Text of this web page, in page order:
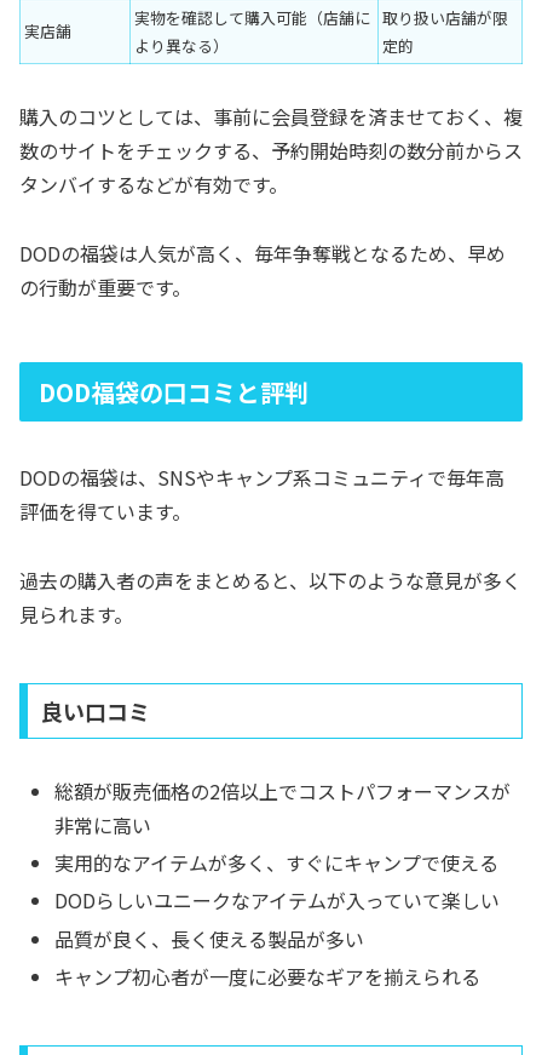
実店舗
実物を確認して購入可能（店舗に
より異なる）
取り扱い店舗が限
定的
購入のコツとしては、事前に会員登録を済ませておく、複
数のサイトをチェックする、予約開始時刻の数分前からス
タンバイするなどが有効です。
DODの福袋は人気が高く、毎年争奪戦となるため、早め
の行動が重要です。
DOD福袋の口コミと評判
DODの福袋は、SNSやキャンプ系コミュニティで毎年高
評価を得ています。
過去の購入者の声をまとめると、以下のような意見が多く
見られます。
良い口コミ
総額が販売価格の2倍以上でコストパフォーマンスが
非常に高い
実用的なアイテムが多く、すぐにキャンプで使える
DODらしいユニークなアイテムが入っていて楽しい
品質が良く、長く使える製品が多い
キャンプ初心者が一度に必要なギアを揃えられる